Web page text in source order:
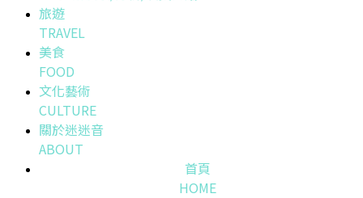
旅遊
TRAVEL
美食
FOOD
文化藝術
CULTURE
關於迷迷音
ABOUT
首頁
HOME